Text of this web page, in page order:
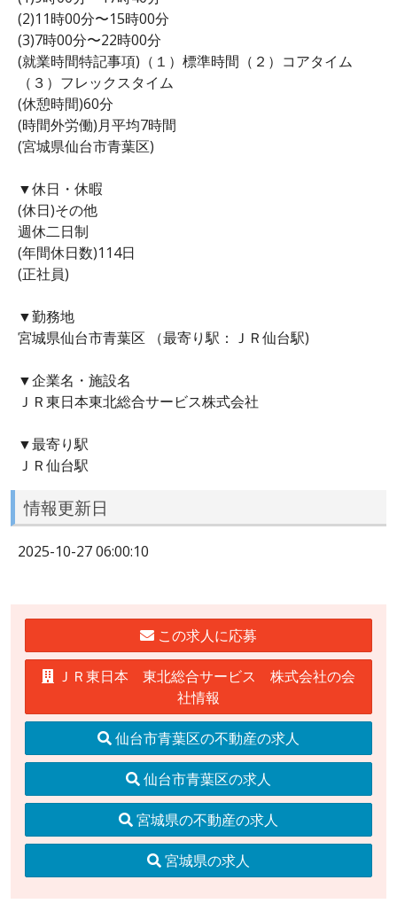
(2)11時00分〜15時00分
(3)7時00分〜22時00分
(就業時間特記事項)（１）標準時間（２）コアタイム
（３）フレックスタイム
(休憩時間)60分
(時間外労働)月平均7時間
(宮城県仙台市青葉区)
▼休日・休暇
(休日)その他
週休二日制
(年間休日数)114日
(正社員)
▼勤務地
宮城県仙台市青葉区 （最寄り駅：ＪＲ仙台駅)
▼企業名・施設名
ＪＲ東日本東北総合サービス株式会社
▼最寄り駅
ＪＲ仙台駅
情報更新日
2025-10-27 06:00:10
この求人に応募
ＪＲ東日本 東北総合サービス 株式会社の会
社情報
仙台市青葉区の不動産の求人
仙台市青葉区の求人
宮城県の不動産の求人
宮城県の求人